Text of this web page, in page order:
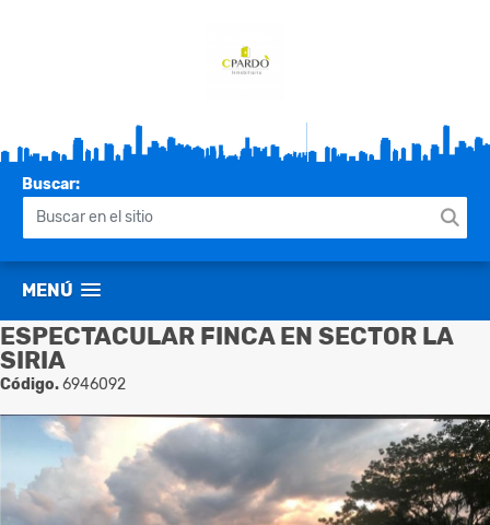
Buscar:
MENÚ
ESPECTACULAR FINCA EN SECTOR LA
SIRIA
Código.6946092